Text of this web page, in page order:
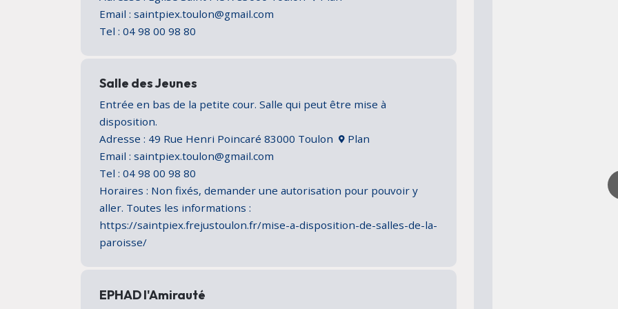
Email : saintpiex.toulon@gmail.com
Tel : 04 98 00 98 80
Salle des Jeunes
Entrée en bas de la petite cour. Salle qui peut être mise à
disposition.
Adresse : 49 Rue Henri Poincaré 83000 Toulon
Plan
Email : saintpiex.toulon@gmail.com
Tel : 04 98 00 98 80
Horaires : Non fixés, demander une autorisation pour pouvoir y
aller. Toutes les informations :
https://saintpiex.frejustoulon.fr/mise-a-disposition-de-salles-de-la-
paroisse/
EPHAD l'Amirauté